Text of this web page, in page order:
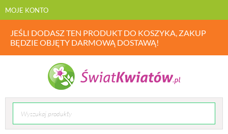
MOJE KONTO
JEŚLI DODASZ TEN PRODUKT DO KOSZYKA, ZAKUP
BĘDZIE OBJĘTY DARMOWĄ DOSTAWĄ!